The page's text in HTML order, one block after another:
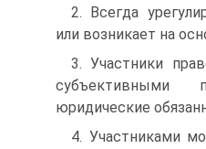
2. Всегда
или возникает на
3. Участники
юридические
4. Участниками